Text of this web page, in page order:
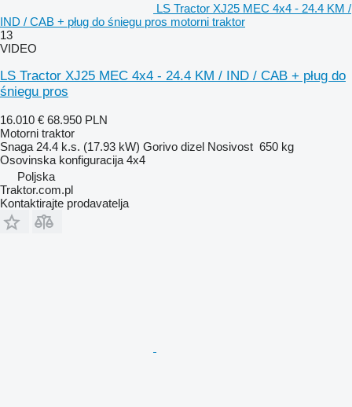
LS Tractor XJ25 MEC 4x4 - 24.4 KM /
IND / CAB + pług do śniegu pros motorni traktor
13
VIDEO
LS Tractor XJ25 MEC 4x4 - 24.4 KM / IND / CAB + pług do
śniegu pros
16.010 € 68.950 PLN
Motorni traktor
Snaga 24.4 k.s. (17.93 kW) Gorivo dizel Nosivost 650 kg
Osovinska konfiguracija 4x4
Poljska
Traktor.com.pl
Kontaktirajte prodavatelja